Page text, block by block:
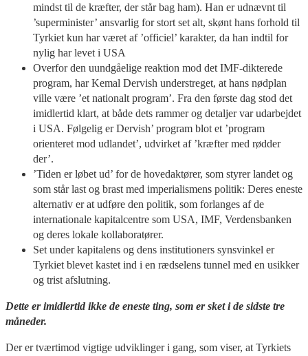
mindst til de kræfter, der står bag ham). Han er udnævnt til
’superminister’ ansvarlig for stort set alt, skønt hans forhold til
Tyrkiet kun har været af ’officiel’ karakter, da han indtil for
nylig har levet i USA
Overfor den uundgåelige reaktion mod det IMF-dikterede
program, har Kemal Dervish understreget, at hans nødplan
ville være ’et nationalt program’. Fra den første dag stod det
imidlertid klart, at både dets rammer og detaljer var udarbejdet
i USA. Følgelig er Dervish’ program blot et ’program
orienteret mod udlandet’, udvirket af ’kræfter med rødder
der’.
’Tiden er løbet ud’ for de hovedaktører, som styrer landet og
som står last og brast med imperialismens politik: Deres eneste
alternativ er at udføre den politik, som forlanges af de
internationale kapitalcentre som USA, IMF, Verdensbanken
og deres lokale kollaboratører.
Set under kapitalens og dens institutioners synsvinkel er
Tyrkiet blevet kastet ind i en rædselens tunnel med en usikker
og trist afslutning.
Dette er imidlertid ikke de eneste ting, som er sket i de sidste tre
måneder.
Der er tværtimod vigtige udviklinger i gang, som viser, at Tyrkiets